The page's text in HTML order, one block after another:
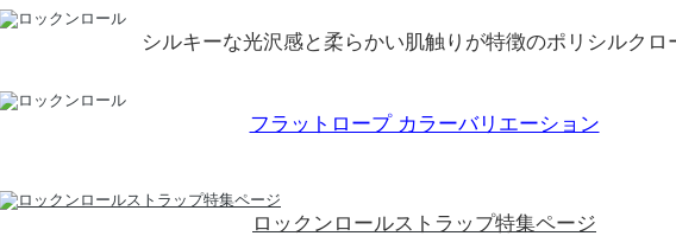
シルキーな光沢感と柔らかい肌触りが特徴のポリシルクロ
フラットロープ カラーバリエーション
ロックンロールストラップ特集ページ